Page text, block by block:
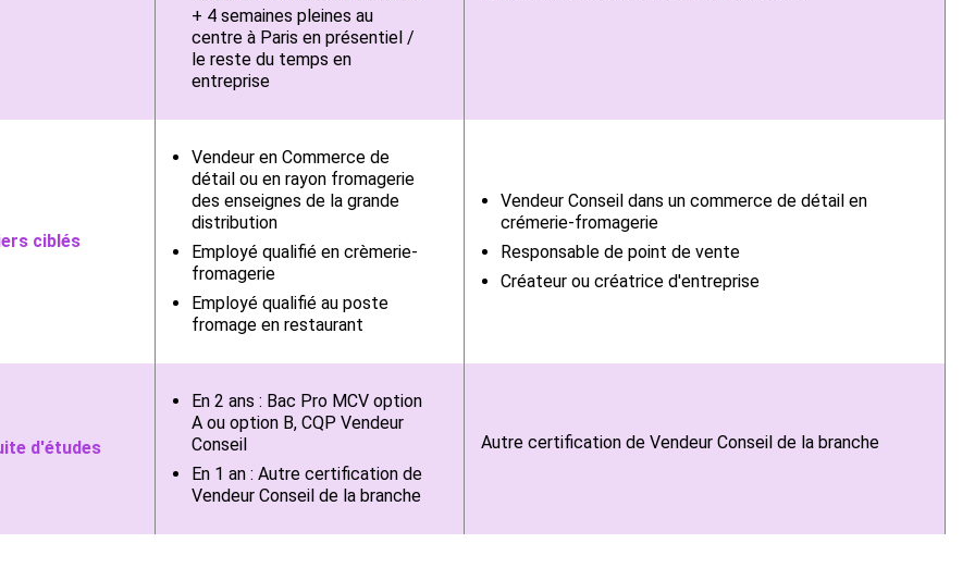
+ 4 semaines pleines au
centre à Paris en présentiel /
le reste du temps en
entreprise
ciblés
Vendeur en Commerce de
détail ou en rayon fromagerie
des enseignes de la grande
distribution
Employé qualifié en crèmerie-
fromagerie
Employé qualifié au poste
fromage en restaurant
Vendeur Conseil dans un commerce de détail en
crémerie-fromagerie
Responsable de point de vente
Créateur ou créatrice d'entreprise
d'études
En 2 ans : Bac Pro MCV option
A ou option B, CQP Vendeur
Conseil
En 1 an : Autre certification de
Vendeur Conseil de la branche
Autre certification de Vendeur Conseil de la branche